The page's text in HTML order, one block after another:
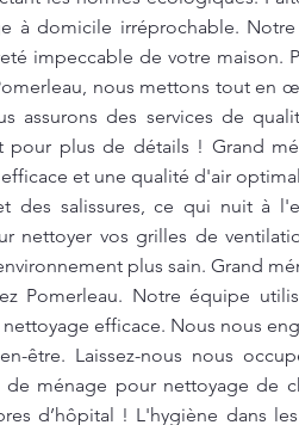
à domicile irréprochable.
impeccable de votre maison.
nous mettons tout en
assurons des services de
pour plus de détails ! Grand
et une qualité d'air
des salissures, ce qui nuit à
nettoyer vos grilles de
plus sain. Grand
Pomerleau. Notre équipe
efficace. Nous nous
être. Laissez-nous nous
ménage pour nettoyage de
d’hôpital ! L'hygiène dans